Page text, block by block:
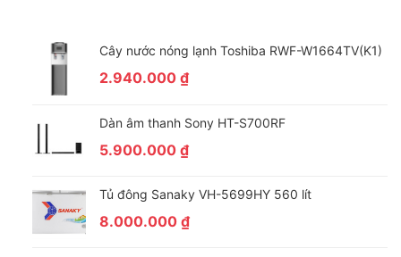
Cây nước nóng lạnh Toshiba RWF-W1664TV(K1)
2.940.000 ₫
Dàn âm thanh Sony HT-S700RF
5.900.000 ₫
Tủ đông Sanaky VH-5699HY 560 lít
8.000.000 ₫